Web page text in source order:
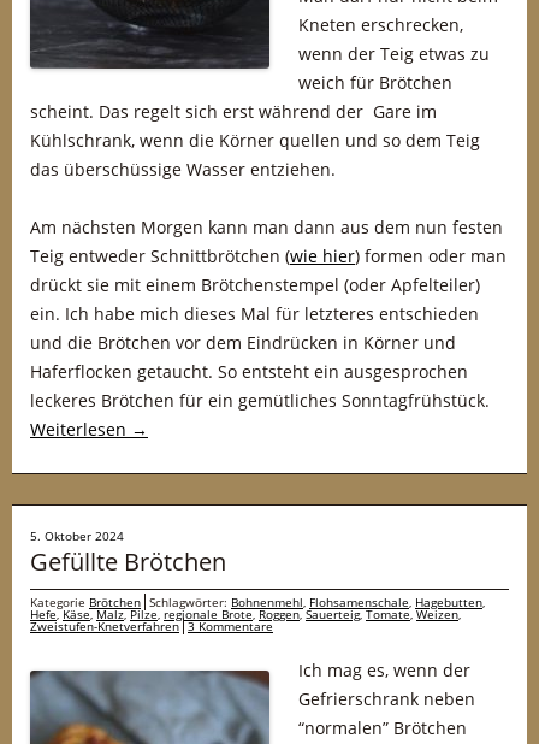
Kneten erschrecken,
wenn der Teig etwas zu
weich für Brötchen
scheint. Das regelt sich erst während der Gare im
Kühlschrank, wenn die Körner quellen und so dem Teig
das überschüssige Wasser entziehen.
Am nächsten Morgen kann man dann aus dem nun festen
Teig entweder Schnittbrötchen (wie hier) formen oder man
drückt sie mit einem Brötchenstempel (oder Apfelteiler)
ein. Ich habe mich dieses Mal für letzteres entschieden
und die Brötchen vor dem Eindrücken in Körner und
Haferflocken getaucht. So entsteht ein ausgesprochen
leckeres Brötchen für ein gemütliches Sonntagfrühstück.
Weiterlesen →
5. Oktober 2024
Gefüllte Brötchen
Kategorie Brötchen Schlagwörter: Bohnenmehl, Flohsamenschale, Hagebutten,
Hefe,Käse,Malz,Pilze, regionale Brote,Roggen,Sauerteig,Tomate,Weizen,
Zweistufen-Knetverfahren 3 Kommentare
Ich mag es, wenn der
Gefrierschrank neben
“normalen” Brötchen